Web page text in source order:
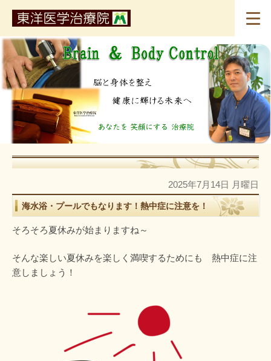
2025年7月14日 月曜日
海水浴・プールでもなります！熱中症に注意を！
そろそろ夏休みが始まりますね～
そんな楽しい夏休みを楽しく満喫するためにも 熱中症に注
意しましょう！